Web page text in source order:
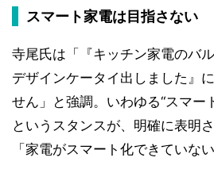
スマート家電は目指さない
寺尾氏は「『キッチン家電のバ
デザインケータイ出しました』
せん」と強調。いわゆる“スマー
というスタンスが、明確に表明
「家電がスマート化できていな